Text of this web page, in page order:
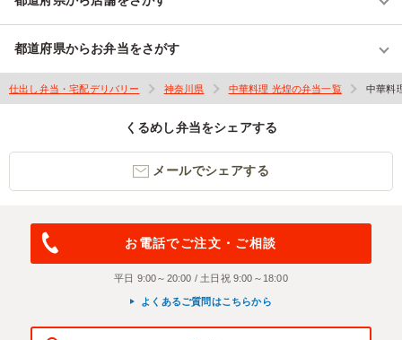
都道府県からお弁当をさがす
仕出し弁当・宅配デリバリー 神奈川県 中華料理 光煌の弁当一覧 中華料
くるめし弁当をシェアする
メールでシェアする
お電話でご注文・ご相談
平日 9:00～20:00 / 土日祝 9:00～18:00
よくあるご質問はこちらから